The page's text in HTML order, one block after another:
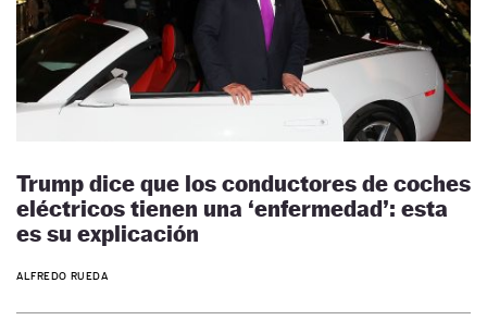
Trump dice que los conductores de coches
eléctricos tienen una ‘enfermedad’: esta
es su explicación
ALFREDO RUEDA